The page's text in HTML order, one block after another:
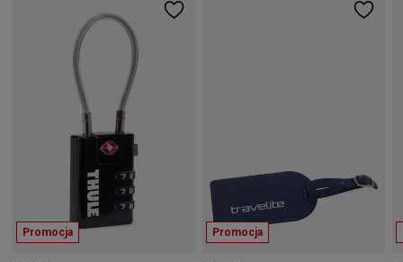
Promocja Promocja